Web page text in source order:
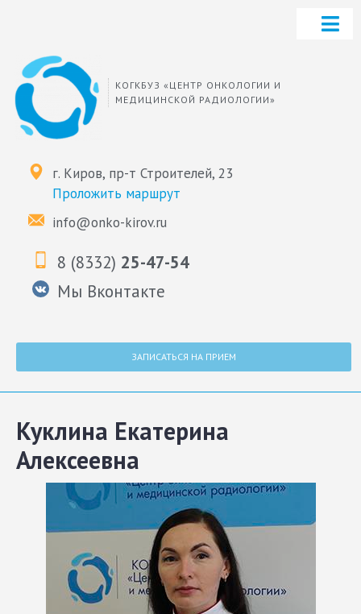
КОГКБУЗ «ЦЕНТР ОНКОЛОГИИ И
МЕДИЦИНСКОЙ РАДИОЛОГИИ»
г. Киров, пр-т Строителей, 23
Проложить маршрут
info@onko-kirov.ru
8 (8332) 25-47-54
Мы Вконтакте
ЗАПИСАТЬСЯ НА ПРИЕМ
Куклина Екатерина
Алексеевна